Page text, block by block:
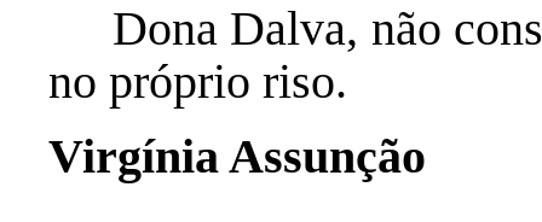
Dona Dalva, não
no próprio riso.
Virgínia Assunção